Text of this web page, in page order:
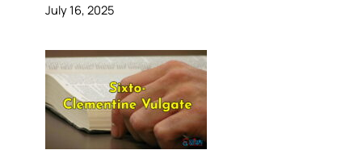
July 16, 2025